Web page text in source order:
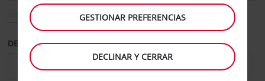
Elegir otra oficina de devolución
DESDE HASTA
GESTIONAR PREFERENCIAS
DECLINAR Y CERRAR